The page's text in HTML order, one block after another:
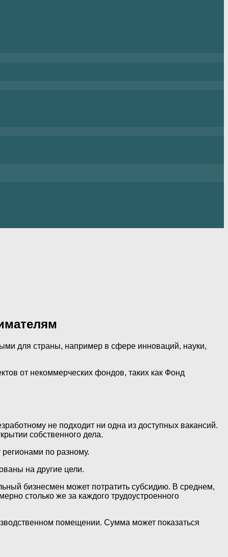
для страны, например в сфере инноваций, науки,
от некоммерческих фондов, таких как Фонд
не подходит ни одна из доступных вакансий.
собственного дела.
по разному.
на другие цели.
бизнесмен может потратить субсидию. В среднем,
столько же за каждого трудоустроенного
помещении. Сумма может показаться